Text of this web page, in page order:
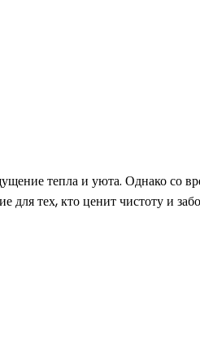
тепла и уюта. Однако со
тех, кто ценит чистоту и